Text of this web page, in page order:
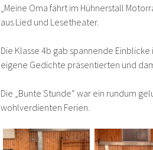
„Meine Oma fährt im Hühnerstall
aus Lied und Lesetheater.
Die Klasse 4b gab spannende
eigene Gedichte präsentierten und
Die „Bunte Stunde“ war ein rundum
wohlverdienten Ferien.